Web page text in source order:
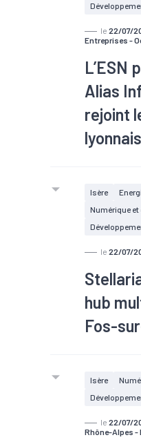
le 22/07/
Entreprises -
L’ESN
Alias
rejoint
PME
Isère
Numérique
le 22/07/
hub
Fos-
Isère
le 22/07/
Rhône-Alpes -